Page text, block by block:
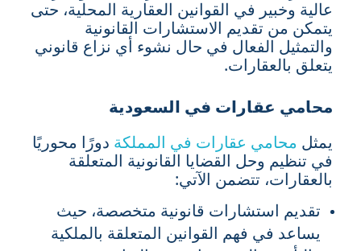
عالية وخبير في القوانين العقارية المحلية، حتى
يتمكن من تقديم الاستشارات القانونية
والتمثيل الفعال في حال نشوء أي نزاع قانوني
يتعلق بالعقارات.
محامي عقارات في السعودية
يمثل محامي عقارات في المملكة دورًا محوريًا
في تنظيم وحل القضايا القانونية المتعلقة
بالعقارات، تتضمن الآتي:
تقديم استشارات قانونية متخصصة، حيث
يساعد في فهم القوانين المتعلقة بالملكية